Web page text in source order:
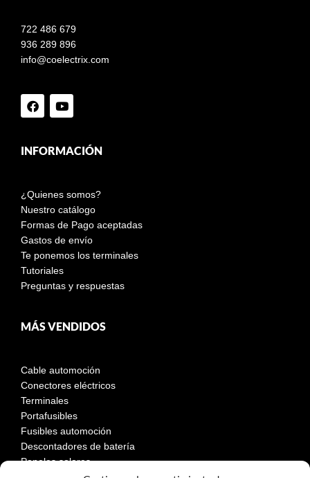
722 486 679
936 289 896
info@coelectrix.com
INFORMACIÓN
¿Quienes somos?
Nuestro catálogo
Formas de Pago aceptadas
Gastos de envío
Te ponemos los terminales
Tutoriales
Preguntas y respuestas
MÁS VENDIDOS
Cable automoción
Conectores eléctricos
Terminales
Portafusibles
Fusibles automoción
Descontadores de batería
Paneles solares